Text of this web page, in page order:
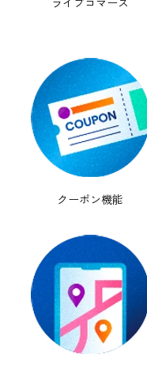
クーポン機能